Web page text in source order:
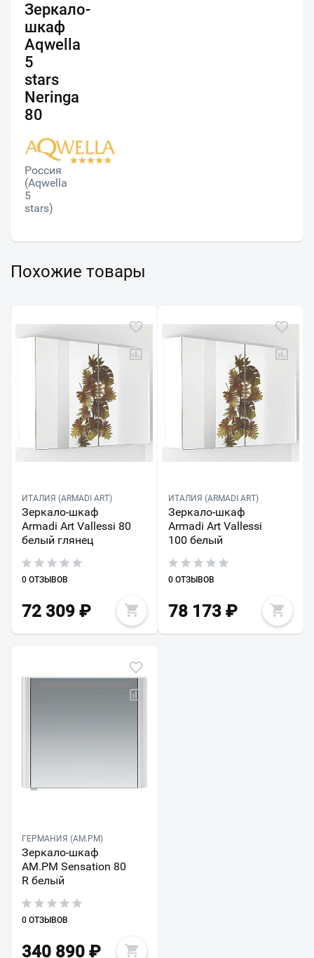
Зеркало-
шкаф
Aqwella
5
stars
Neringa
80
Россия
(Aqwella
5
stars)
Похожие товары
ИТАЛИЯ (ARMADI ART)
Зеркало-шкаф
Armadi Art Vallessi 80
белый глянец
0 ОТЗЫВОВ
72 309 ₽
ИТАЛИЯ (ARMADI ART)
Зеркало-шкаф
Armadi Art Vallessi
100 белый
0 ОТЗЫВОВ
78 173₽
ГЕРМАНИЯ (AM.PM)
Зеркало-шкаф
AM.PM Sensation 80
R белый
0 ОТЗЫВОВ
340 890 ₽